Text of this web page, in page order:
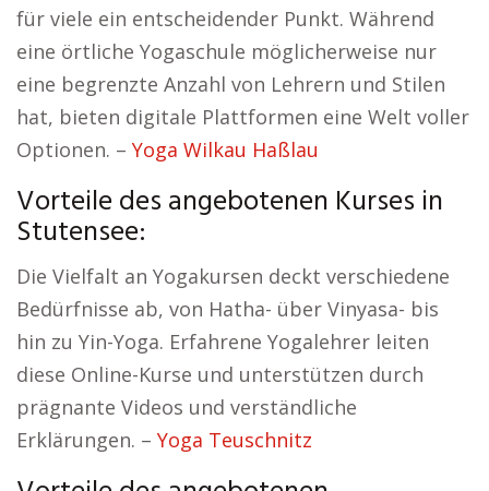
für viele ein entscheidender Punkt. Während
eine örtliche Yogaschule möglicherweise nur
eine begrenzte Anzahl von Lehrern und Stilen
hat, bieten digitale Plattformen eine Welt voller
Optionen. – Yoga Wilkau Haßlau
Vorteile des angebotenen Kurses in
Stutensee:
Die Vielfalt an Yogakursen deckt verschiedene
Bedürfnisse ab, von Hatha- über Vinyasa- bis
hin zu Yin-Yoga. Erfahrene Yogalehrer leiten
diese Online-Kurse und unterstützen durch
prägnante Videos und verständliche
Erklärungen. – Yoga Teuschnitz